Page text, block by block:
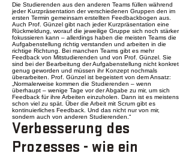
Die Studierenden aus den anderen Teams füllen während
jeder Kurzpräsentation der verschiedenen Gruppen den im
ersten Termin gemeinsam erstellten Feedbackbogen aus.
Auch Prof. Günzel gibt nach jeder Kurzpräsentation eine
Rückmeldung, worauf die jeweilige Gruppe sich noch stärker
fokussieren kann – allerdings haben die meisten Teams die
Aufgabenstellung richtig verstanden und arbeiten in die
richtige Richtung. Bei manchen Teams gibt es mehr
Feedback von Mitstudierenden und von Prof. Günzel. Sie
sind bei der Bearbeitung der Aufgabenstellung nicht konkret
genug geworden und müssen ihr Konzept nochmals
überarbeiten. Prof. Günzel ist begeistert von dem Ansatz:
„Normalerweise kommen die Studierenden – wenn
überhaupt – wenige Tage vor der Abgabe zu mir, um sich
Feedback für ihre Arbeiten einzuholen. Dann ist es meistens
schon viel zu spät. Über die Arbeit mit Scrum gibt es
kontinuierliches Feedback. Und das nicht nur von mir,
sondern auch von anderen Studierenden.“
Verbesserung des
Prozesses - wie ein